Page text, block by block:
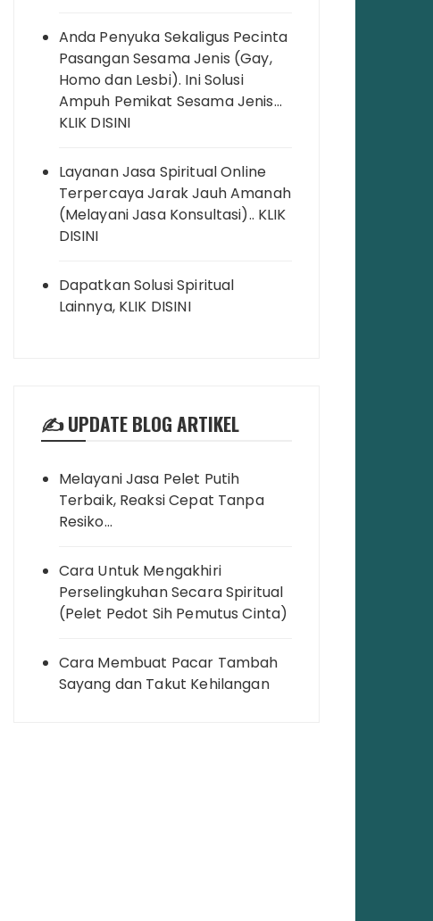
Anda Penyuka Sekaligus Pecinta
Pasangan Sesama Jenis (Gay,
Homo dan Lesbi). Ini Solusi
Ampuh Pemikat Sesama Jenis…
KLIK DISINI
Layanan Jasa Spiritual Online
Terpercaya Jarak Jauh Amanah
(Melayani Jasa Konsultasi).. KLIK
DISINI
Dapatkan Solusi Spiritual
Lainnya, KLIK DISINI
✍️ UPDATE BLOG ARTIKEL
Melayani Jasa Pelet Putih
Terbaik, Reaksi Cepat Tanpa
Resiko…
Cara Untuk Mengakhiri
Perselingkuhan Secara Spiritual
(Pelet Pedot Sih Pemutus Cinta)
Cara Membuat Pacar Tambah
Sayang dan Takut Kehilangan